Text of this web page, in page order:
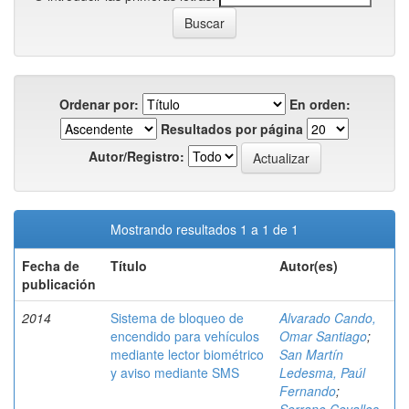
Ordenar por:
En orden:
Resultados por página
Autor/Registro:
Mostrando resultados 1 a 1 de 1
Fecha de
publicación
Título Autor(es)
2014
Sistema de bloqueo de
encendido para vehículos
mediante lector biométrico
y aviso mediante SMS
Alvarado Cando,
Omar Santiago;
San Martín
Ledesma, Paúl
Fernando;